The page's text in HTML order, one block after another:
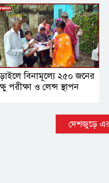
বিনামূল্যে ২৫০ জনের
পরীক্ষা ও লেন্স স্থাপন
দেশজুড়ে